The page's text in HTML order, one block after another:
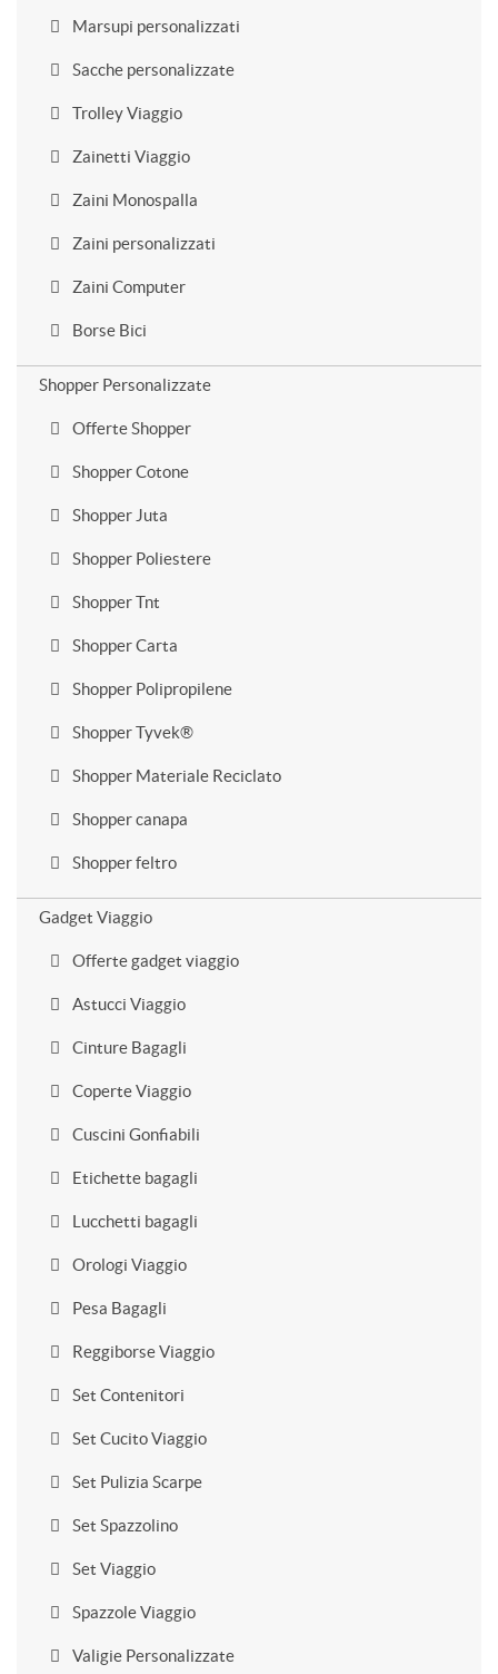
Marsupi personalizzati
Sacche personalizzate
Trolley Viaggio
Zainetti Viaggio
Zaini Monospalla
Zaini personalizzati
Zaini Computer
Borse Bici
Shopper Personalizzate
Offerte Shopper
Shopper Cotone
Shopper Juta
Shopper Poliestere
Shopper Tnt
Shopper Carta
Shopper Polipropilene
Shopper Tyvek®
Shopper Materiale Reciclato
Shopper canapa
Shopper feltro
Gadget Viaggio
Offerte gadget viaggio
Astucci Viaggio
Cinture Bagagli
Coperte Viaggio
Cuscini Gonfiabili
Etichette bagagli
Lucchetti bagagli
Orologi Viaggio
Pesa Bagagli
Reggiborse Viaggio
Set Contenitori
Set Cucito Viaggio
Set Pulizia Scarpe
Set Spazzolino
Set Viaggio
Spazzole Viaggio
Valigie Personalizzate